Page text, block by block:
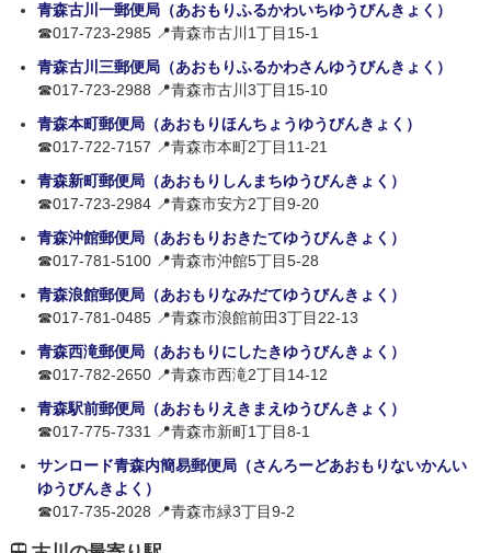
青森古川一郵便局（あおもりふるかわいちゆうびんきょく）
☎017-723-2985 📍青森市古川1丁目15-1
青森古川三郵便局（あおもりふるかわさんゆうびんきょく）
☎017-723-2988 📍青森市古川3丁目15-10
青森本町郵便局（あおもりほんちょうゆうびんきょく）
☎017-722-7157 📍青森市本町2丁目11-21
青森新町郵便局（あおもりしんまちゆうびんきょく）
☎017-723-2984 📍青森市安方2丁目9-20
青森沖館郵便局（あおもりおきたてゆうびんきょく）
☎017-781-5100 📍青森市沖館5丁目5-28
青森浪館郵便局（あおもりなみだてゆうびんきょく）
☎017-781-0485 📍青森市浪館前田3丁目22-13
青森西滝郵便局（あおもりにしたきゆうびんきょく）
☎017-782-2650 📍青森市西滝2丁目14-12
青森駅前郵便局（あおもりえきまえゆうびんきょく）
☎017-775-7331 📍青森市新町1丁目8-1
サンロード青森内簡易郵便局（さんろーどあおもりないかんい
ゆうびんきよく）
☎017-735-2028 📍青森市緑3丁目9-2